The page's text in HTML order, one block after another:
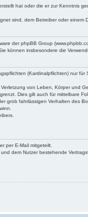
hat oder die er zur Kenntnis
sind, dem Betreiber oder einem
der phpBB Group
insbesondere die
(Kardinalpflichten) nur
von Leben, Körper und
Dies gilt auch für mittelbare
fahrlässigen Verhalten des
per E-Mail mitgeteilt.
dem Nutzer bestehende